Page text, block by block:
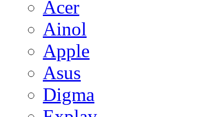
Acer
Ainol
Apple
Asus
Digma